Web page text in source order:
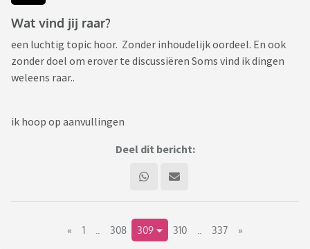
Wat vind jij raar?
een luchtig topic hoor. Zonder inhoudelijk oordeel. En ook
zonder doel om erover te discussiëren Soms vind ik dingen
weleens raar..
ik hoop op aanvullingen
Deel dit bericht:
« 1 308 309 310 337 »